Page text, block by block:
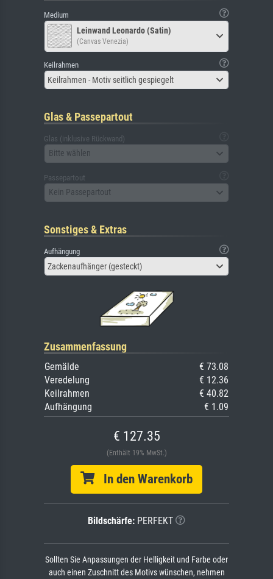
Medium
Leinwand Leonardo (Satin)
(Canvas Venezia)
Keilrahmen
Keilrahmen - Motiv seitlich gespiegelt
Glas & Passepartout
Glas (inklusive Rückwand)
Bitte wählen
Passepartout
Kein Passepartout
Sonstiges & Extras
Aufhängung
Zackenaufhänger (gesteckt)
Zusammenfassung
Gemälde
€ 73.08
Veredelung
€ 12.36
Keilrahmen
€ 40.82
Aufhängung
€ 1.09
€ 127.35
(Enthält 19% MwSt.)
In den Warenkorb
Bildschärfe: PERFEKT
Sollten Sie Anpassungen der Helligkeit und Farbe oder
auch einen Zuschnitt des Motivs wünschen, nehmen